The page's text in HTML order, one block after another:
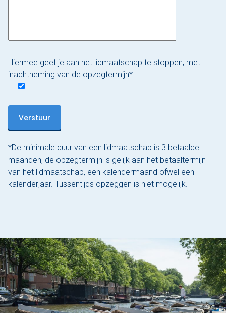
Over Sloepdelen
Veel gestelde vragen
Werken bij Sloepdelen
Algemene voorwaarden
Nu reserveren
Hiermee geef je aan het lidmaatschap te stoppen, met
inachtneming van de opzegtermijn*.
*De minimale duur van een lidmaatschap is 3 betaalde
maanden, de opzegtermijn is gelijk aan het betaaltermijn
van het lidmaatschap, een kalendermaand ofwel een
kalenderjaar. Tussentijds opzeggen is niet mogelijk.